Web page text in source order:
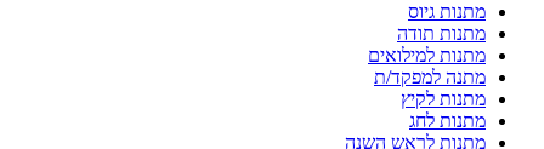
מתנות גיוס
מתנות תודה
מתנות למילואים
מתנה למפקד/ת
מתנות לקיץ
מתנות לחג
מתנות לראש השנה